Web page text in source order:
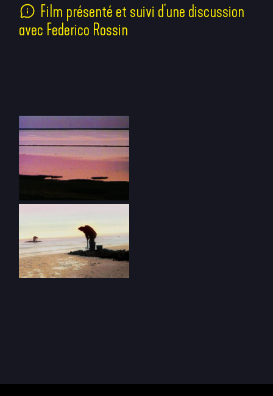
Film présenté et suivi d'une discussion
avec Federico Rossin